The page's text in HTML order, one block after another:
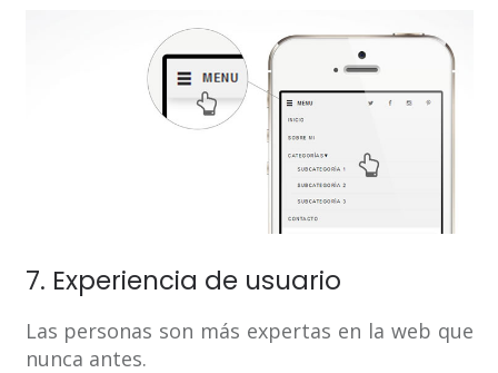
7. Experiencia de usuario
Las personas son más expertas en la web que
nunca antes.